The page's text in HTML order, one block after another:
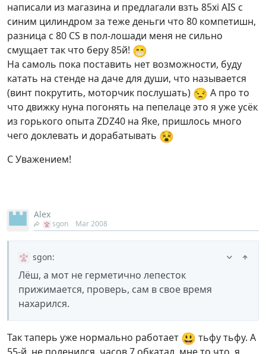
написали из магазина и предлагали взть 85xi AIS с
синим цилиндром за теже деньги что 80 компетишн,
разница с 80 CS в пол-лошади меня не сильно
смущает так что беру 85й! 😁
На самоль пока поставить нет возможности, буду
катать на стенде на даче для души, что называется
(винт покрутить, моторчик послушать) 😒 А про то
что движку нуна погонять на пепелаце это я уже усёк
из горького опыта ZDZ40 на Яке, пришлось много
чего доклевать и дорабатывать 😵
С Уважением!
Alex
sgon Mar 2008
sgon:
Лёш, а мот не герметично лепесток
прижимается, проверь, сам в свое время
нахарился.
Так таперь уже нормально работает 😃 тьфу тьфу. А